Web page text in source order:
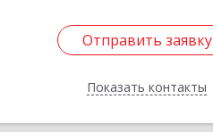
Отправить заявку
Показать контакты
Отправить заявку
Назад